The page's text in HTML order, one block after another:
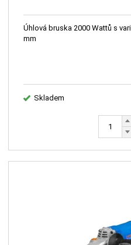
Úhlová bruska 2000 Wattů s
mm
Skladem